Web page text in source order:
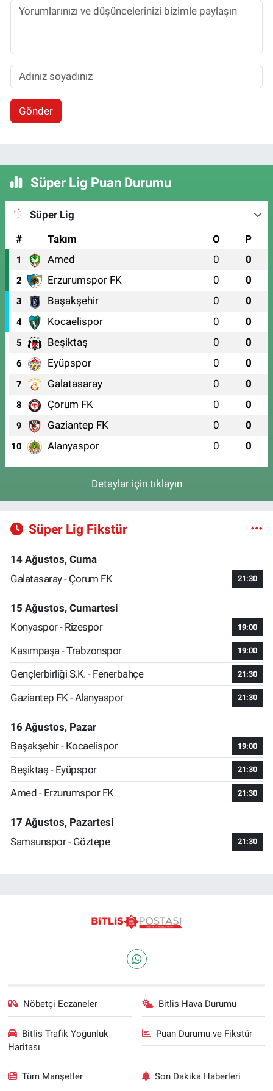
Gönder
Süper Lig Puan Durumu
Süper Lig
#
Takım O P
1 Amed 0 0
2 Erzurumspor FK 0 0
3 Başakşehir 0 0
4 Kocaelispor 0 0
5 Beşiktaş 0 0
6 Eyüpspor 0 0
7 Galatasaray 0 0
8 Çorum FK 0 0
9 Gaziantep FK 0 0
10 Alanyaspor 0 0
Detaylar için tıklayın
Süper Lig Fikstür
14 Ağustos, Cuma
Galatasaray - Çorum FK
21:30
15 Ağustos, Cumartesi
Konyaspor - Rizespor
19:00
Kasımpaşa - Trabzonspor 19:00
Gençlerbirliği S.K. - Fenerbahçe 21:30
Gaziantep FK - Alanyaspor 21:30
16 Ağustos, Pazar
Başakşehir - Kocaelispor
19:00
Beşiktaş - Eyüpspor 21:30
Amed - Erzurumspor FK 21:30
17 Ağustos, Pazartesi
Samsunspor - Göztepe
21:30
Nöbetçi Eczaneler Bitlis Hava Durumu
Bitlis Trafik Yoğunluk
Haritası
Puan Durumu ve Fikstür
Tüm Manşetler Son Dakika Haberleri